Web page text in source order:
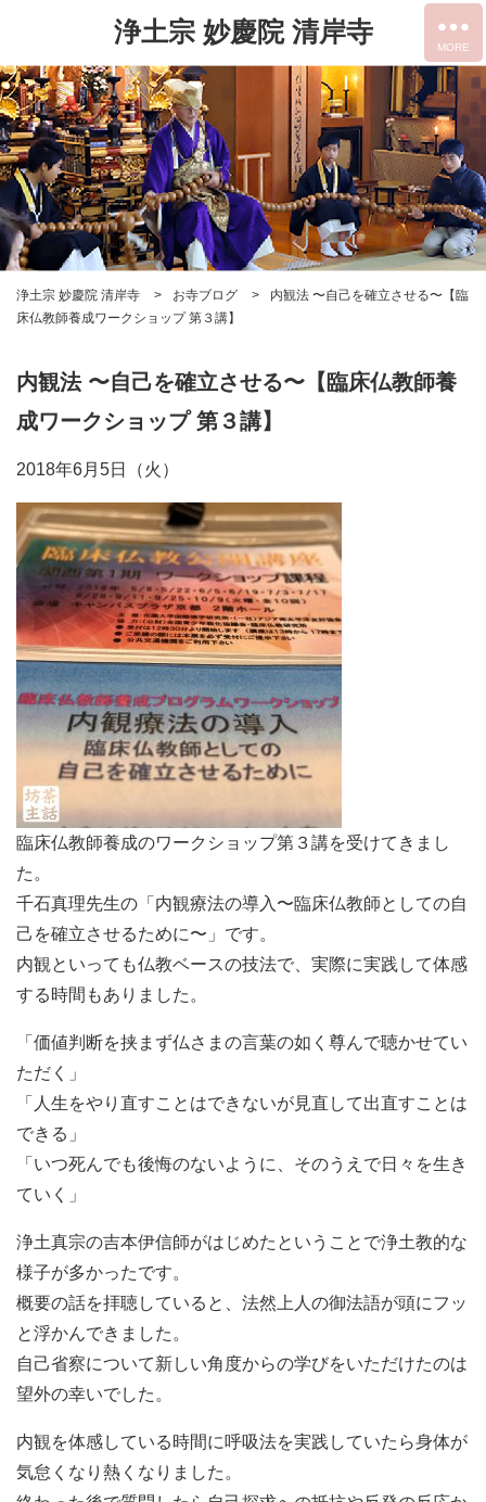
浄土宗 妙慶院 清岸寺
浄土宗 妙慶院 清岸寺 お寺ブログ
内観法 〜自己を確立させる〜【臨
床仏教師養成ワークショップ 第３講】
内観法 〜自己を確立させる〜【臨床仏教師養
成ワークショップ 第３講】
2018年6月5日（火）
臨床仏教師養成のワークショップ第３講を受けてきまし
た。
千石真理先生の「内観療法の導入〜臨床仏教師としての自
己を確立させるために〜」です。
内観といっても仏教ベースの技法で、実際に実践して体感
する時間もありました。
「価値判断を挟まず仏さまの言葉の如く尊んで聴かせてい
ただく」
「人生をやり直すことはできないが見直して出直すことは
できる」
「いつ死んでも後悔のないように、そのうえで日々を生き
ていく」
浄土真宗の吉本伊信師がはじめたということで浄土教的な
様子が多かったです。
概要の話を拝聴していると、法然上人の御法語が頭にフッ
と浮かんできました。
自己省察について新しい角度からの学びをいただけたのは
望外の幸いでした。
内観を体感している時間に呼吸法を実践していたら身体が
気怠くなり熱くなりました。